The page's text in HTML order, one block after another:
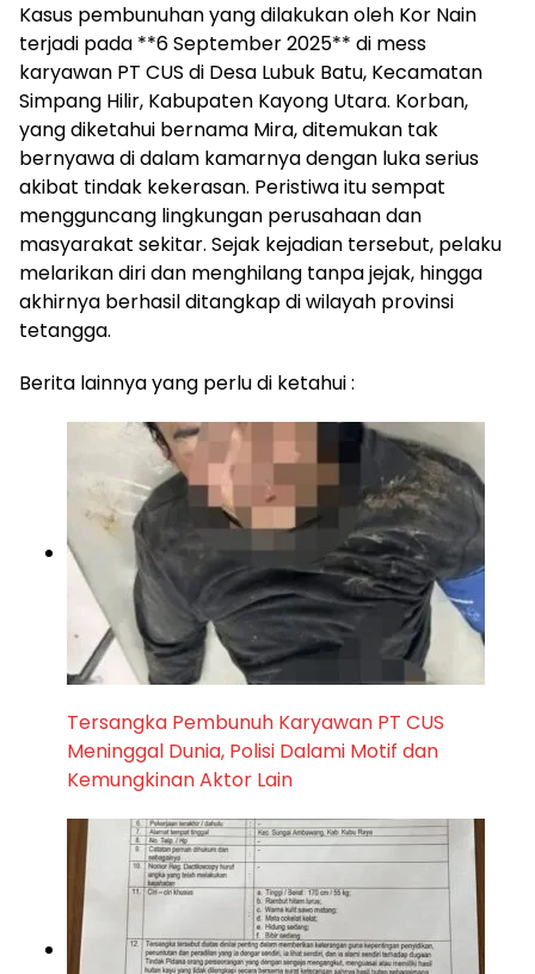
Kasus pembunuhan yang dilakukan oleh Kor Nain
terjadi pada **6 September 2025** di mess
karyawan PT CUS di Desa Lubuk Batu, Kecamatan
Simpang Hilir, Kabupaten Kayong Utara. Korban,
yang diketahui bernama Mira, ditemukan tak
bernyawa di dalam kamarnya dengan luka serius
akibat tindak kekerasan. Peristiwa itu sempat
mengguncang lingkungan perusahaan dan
masyarakat sekitar. Sejak kejadian tersebut, pelaku
melarikan diri dan menghilang tanpa jejak, hingga
akhirnya berhasil ditangkap di wilayah provinsi
tetangga.
Berita lainnya yang perlu di ketahui :
Tersangka Pembunuh Karyawan PT CUS
Meninggal Dunia, Polisi Dalami Motif dan
Kemungkinan Aktor Lain